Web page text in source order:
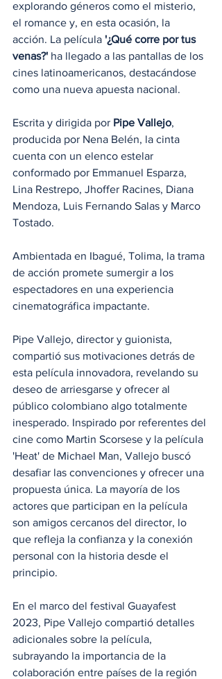
explorando géneros como el misterio,
el romance y, en esta ocasión, la
acción. La película '¿Qué corre por tus
venas?' ha llegado a las pantallas de los
cines latinoamericanos, destacándose
como una nueva apuesta nacional.
Escrita y dirigida por Pipe Vallejo,
producida por Nena Belén, la cinta
cuenta con un elenco estelar
conformado por Emmanuel Esparza,
Lina Restrepo, Jhoffer Racines, Diana
Mendoza, Luis Fernando Salas y Marco
Tostado.
Ambientada en Ibagué, Tolima, la trama
de acción promete sumergir a los
espectadores en una experiencia
cinematográfica impactante.
Pipe Vallejo, director y guionista,
compartió sus motivaciones detrás de
esta película innovadora, revelando su
deseo de arriesgarse y ofrecer al
público colombiano algo totalmente
inesperado. Inspirado por referentes del
cine como Martin Scorsese y la película
'Heat' de Michael Man, Vallejo buscó
desafiar las convenciones y ofrecer una
propuesta única. La mayoría de los
actores que participan en la película
son amigos cercanos del director, lo
que refleja la confianza y la conexión
personal con la historia desde el
principio.
En el marco del festival Guayafest
2023, Pipe Vallejo compartió detalles
adicionales sobre la película,
subrayando la importancia de la
colaboración entre países de la región